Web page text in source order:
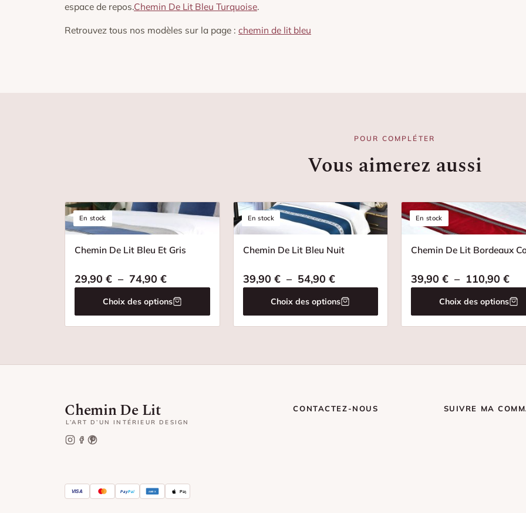
espace de repos.Chemin De Lit Bleu Turquoise.
Retrouvez tous nos modèles sur la page : chemin de lit bleu
POUR COMPLÉTER
Vous aimerez aussi
En stock
Chemin De Lit Bleu Et Gris
29,90 € – 74,90 €Plage de prix : 29,90 € à 74,90 €
Choix des options
En stock
Chemin De Lit Bleu Nuit
39,90 € – 54,90 €Plage de prix : 39,90 € à 54,90 €
Choix des options
En stock
Chemin De Lit Bordeaux
39,90 € – 110,90 €
Choix des options
Chemin De Lit
L’ART D’UN INTÉRIEUR DESIGN
CONTACTEZ-NOUS SUIVRE MA
VISA PayPal AMEX Pay